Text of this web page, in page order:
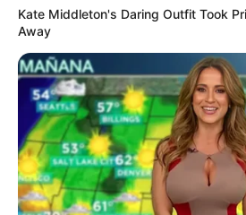
LIHAT ARTIKEL
Tastefully Yours
Kate Middleton's Daring Outfit Took
Away